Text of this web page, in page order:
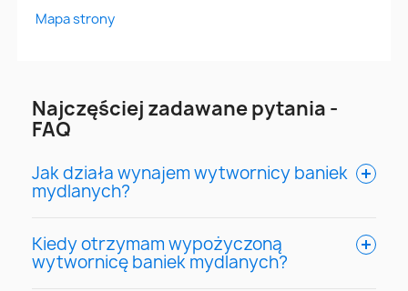
Mapa strony
Najczęściej zadawane pytania -
FAQ
Jak działa wynajem wytwornicy baniek
mydlanych?
Kiedy otrzymam wypożyczoną
wytwornicę baniek mydlanych?